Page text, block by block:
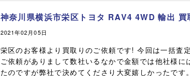
神奈川県横浜市栄区トヨタ RAV4 4WD 輸出 買
2021年02月05日
栄区のお客様より買取りのご依頼です! 今回は一括査
ご依頼がありまして数社いるなかで金額では他社様に
たのですが弊社で決めてくださり大変嬉しかったです